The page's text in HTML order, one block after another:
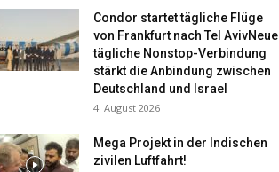
Condor startet tägliche Flüge
von Frankfurt nach Tel AvivNeue
tägliche Nonstop-Verbindung
stärkt die Anbindung zwischen
Deutschland und Israel
4. August 2026
Mega Projekt in der Indischen
zivilen Luftfahrt!